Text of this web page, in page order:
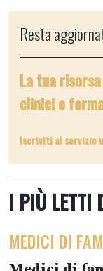
Resta
La tua
clinici e
Iscriviti al servizio
I PIÙ LETTI
MEDICI DI